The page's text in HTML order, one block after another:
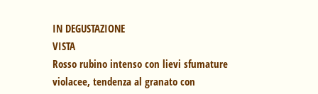
IN DEGUSTAZIONE
VISTA
Rosso rubino intenso con lievi sfumature
violacee, tendenza al granato con